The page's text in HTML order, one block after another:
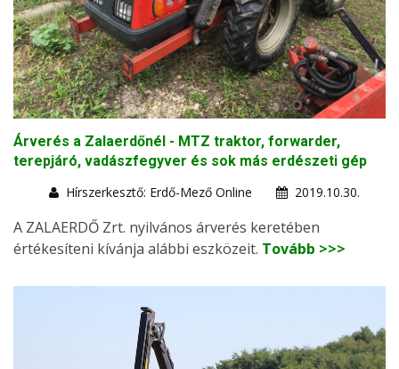
Árverés a Zalaerdőnél - MTZ traktor, forwarder,
terepjáró, vadászfegyver és sok más erdészeti gép
Hírszerkesztő: Erdő-Mező Online
2019.10.30.
A ZALAERDŐ Zrt. nyilvános árverés keretében
értékesíteni kívánja alábbi eszközeit. Tovább >>>